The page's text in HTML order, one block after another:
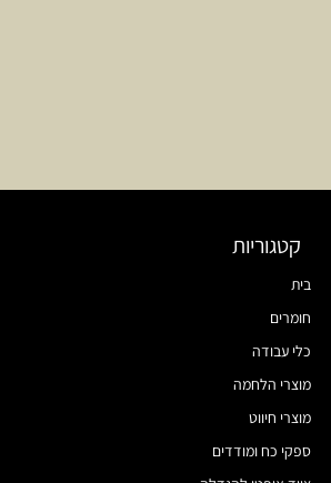
קטגוריות
בית
חומרים
כלי עבודה
מוצרי הלחמה
מוצרי חיווט
ספקי כח ומודדים